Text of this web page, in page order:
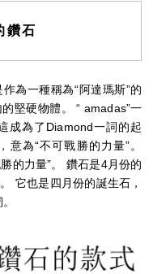
鑽石
為一種稱為“阿達瑪斯”的
堅硬物體。 “ amadas”一
成為了Diamond一詞的起
意為“不可戰勝的力量”。
的力量”。 鑽石是4月份的
它也是四月份的誕生石，